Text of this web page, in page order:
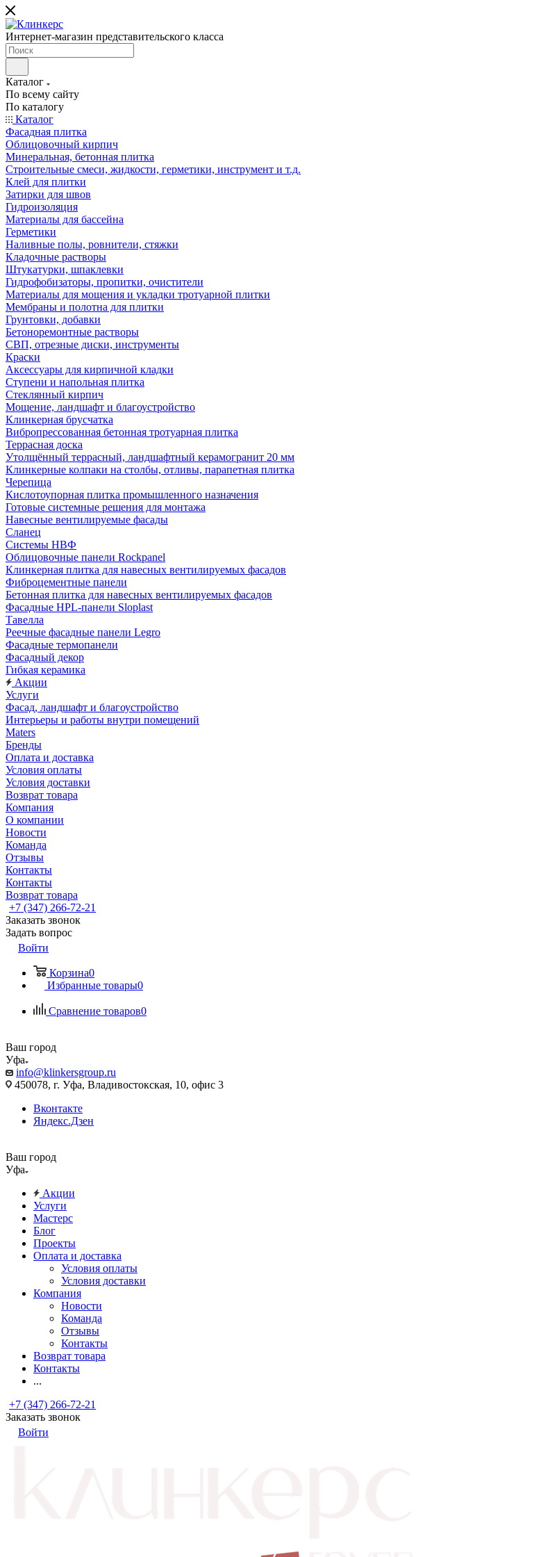
Интернет-магазин представительского класса
Каталог
По всему сайту
По каталогу
Каталог
Фасадная плитка
Облицовочный кирпич
Минеральная, бетонная плитка
Строительные смеси, жидкости, герметики, инструмент и т.д.
Клей для плитки
Затирки для швов
Гидроизоляция
Материалы для бассейна
Герметики
Наливные полы, ровнители, стяжки
Кладочные растворы
Штукатурки, шпаклевки
Гидрофобизаторы, пропитки, очистители
Материалы для мощения и укладки тротуарной плитки
Мембраны и полотна для плитки
Грунтовки, добавки
Бетоноремонтные растворы
СВП, отрезные диски, инструменты
Краски
Аксессуары для кирпичной кладки
Ступени и напольная плитка
Cтеклянный кирпич
Мощение, ландшафт и благоустройство
Клинкерная брусчатка
Вибропрессованная бетонная тротуарная плитка
Террасная доска
Утолщённый террасный, ландшафтный керамогранит 20 мм
Клинкерные колпаки на столбы, отливы, парапетная плитка
Черепица
Кислотоупорная плитка промышленного назначения
Готовые системные решения для монтажа
Навесные вентилируемые фасады
Сланец
Системы НВФ
Облицовочные панели Rockpanel
Клинкерная плитка для навесных вентилируемых фасадов
Фиброцементные панели
Бетонная плитка для навесных вентилируемых фасадов
Фасадные HPL-панели Sloplast
Тавелла
Реечные фасадные панели Legro
Фасадные термопанели
Фасадный декор
Гибкая керамика
Акции
Услуги
Фасад, ландшафт и благоустройство
Интерьеры и работы внутри помещений
Maters
Бренды
Оплата и доставка
Условия оплаты
Условия доставки
Возврат товара
Компания
О компании
Новости
Команда
Отзывы
Контакты
Контакты
Возврат товара
+7 (347) 266-72-21
Заказать звонок
Задать вопрос
Войти
Корзина0
Избранные товары0
Сравнение товаров0
Ваш город
Уфа
info@klinkersgroup.ru
450078, г. Уфа, Владивостокская, 10, офис 3
Вконтакте
Яндекс.Дзен
Ваш город
Уфа
Акции
Услуги
Мастерс
Блог
Проекты
Оплата и доставка
Условия оплаты
Условия доставки
Компания
Новости
Команда
Отзывы
Контакты
Возврат товара
Контакты
...
+7 (347) 266-72-21
Заказать звонок
Войти